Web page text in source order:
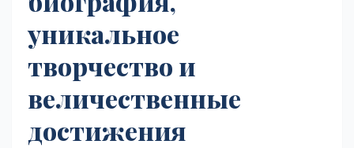
уникальное
творчество и
величественные
достижения